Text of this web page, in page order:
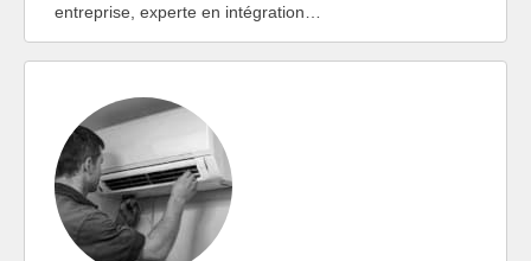
entreprise, experte en intégration…